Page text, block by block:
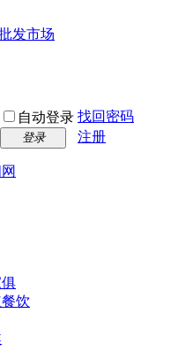
发市场
自动登录 找回密码
登录 注册
饮